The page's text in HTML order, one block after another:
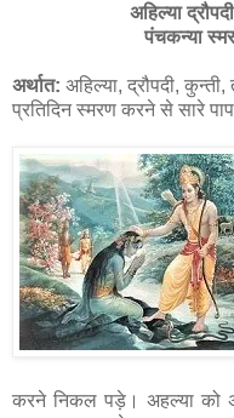
अहिल्या
पंचकन्या
अर्थात: अहिल्या, द्रौपदी,
प्रतिदिन स्मरण करने से सारे
करने निकल पड़े। अहल्या को